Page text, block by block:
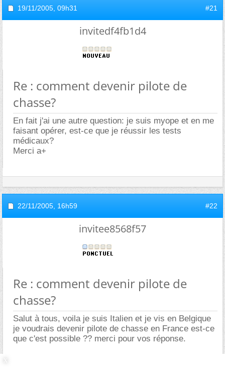
19/11/2005, 09h31 #21
invitedf4fb1d4
Re : comment devenir pilote de
chasse?
En fait j'ai une autre question: je suis myope et en me
faisant opérer, est-ce que je réussir les tests
médicaux?
Merci a+
22/11/2005, 16h59 #22
invitee8568f57
Re : comment devenir pilote de
chasse?
Salut à tous, voila je suis Italien et je vis en Belgique
je voudrais devenir pilote de chasse en France est-ce
que c'est possible ?? merci pour vos réponse.